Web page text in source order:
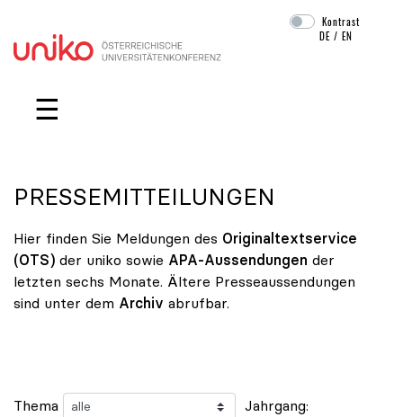
Navigation überspringen
Kontrast
DE /EN
☰
PRESSEMITTEILUNGEN
Hier finden Sie Meldungen des Originaltextservice
(OTS) der uniko sowie APA-Aussendungen der
letzten sechs Monate. Ältere Presseaussendungen
sind unter dem Archiv abrufbar.
Thema Jahrgang: